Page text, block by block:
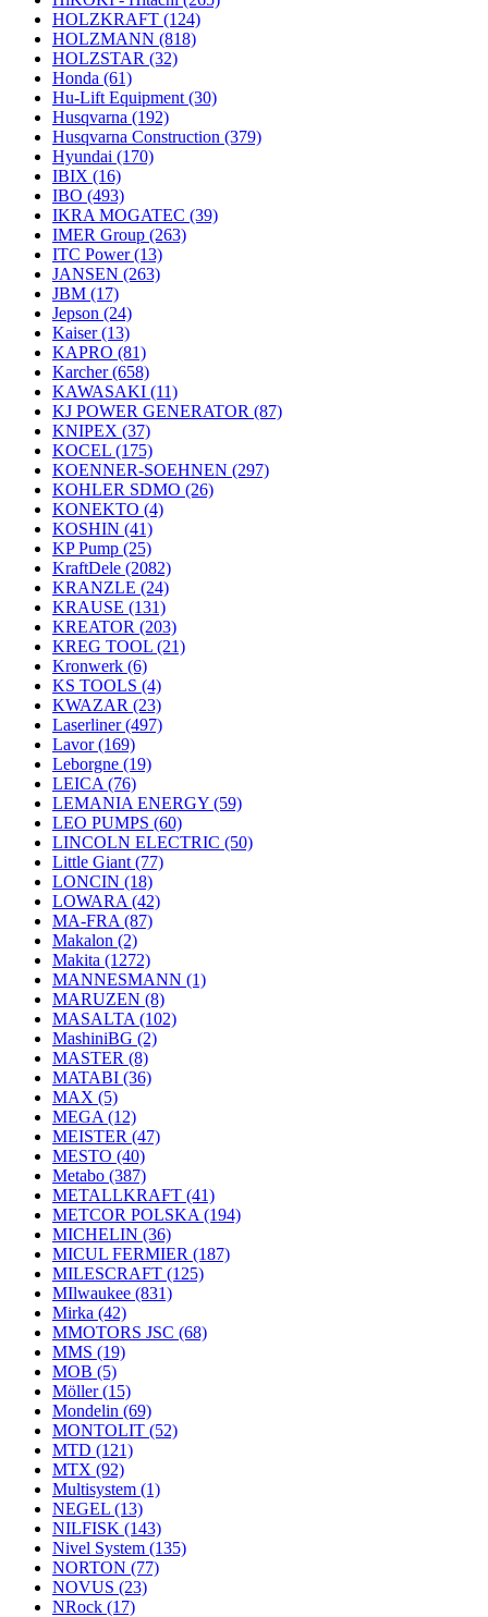
HOLZKRAFT (124)
HOLZMANN (818)
HOLZSTAR (32)
Honda (61)
Hu-Lift Equipment (30)
Husqvarna (192)
Husqvarna Construction (379)
Hyundai (170)
IBIX (16)
IBO (493)
IKRA MOGATEC (39)
IMER Group (263)
ITC Power(13)
JANSEN (263)
JBM (17)
Jepson (24)
Kaiser(13)
KAPRO (81)
Karcher(658)
KAWASAKI (11)
KJ POWER GENERATOR (87)
KNIPEX (37)
KOCEL (175)
KOENNER-SOEHNEN (297)
KOHLER SDMO (26)
KONEKTO (4)
KOSHIN (41)
KP Pump (25)
KraftDele (2082)
KRANZLE (24)
KRAUSE (131)
KREATOR (203)
KREG TOOL (21)
Kronwerk (6)
KS TOOLS (4)
KWAZAR (23)
Laserliner(497)
Lavor(169)
Leborgne (19)
LEICA (76)
LEMANIA ENERGY (59)
LEO PUMPS (60)
LINCOLN ELECTRIC (50)
Little Giant (77)
LONCIN (18)
LOWARA (42)
MA-FRA (87)
Makalon (2)
Makita (1272)
MANNESMANN (1)
MARUZEN (8)
MASALTA (102)
MashiniBG (2)
MASTER (8)
MATABI (36)
MAX (5)
MEGA (12)
MEISTER (47)
MESTO (40)
Metabo (387)
METALLKRAFT (41)
METCOR POLSKA (194)
MICHELIN (36)
MICUL FERMIER (187)
MILESCRAFT (125)
MIlwaukee (831)
Mirka (42)
MMOTORS JSC (68)
MMS (19)
MOB (5)
Möller(15)
Mondelin (69)
MONTOLIT (52)
MTD (121)
MTX (92)
Multisystem (1)
NEGEL (13)
NILFISK (143)
Nivel System (135)
NORTON (77)
NOVUS (23)
NRock (17)